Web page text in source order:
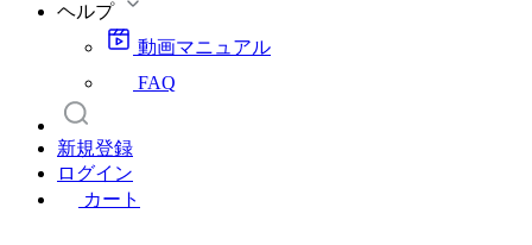
ヘルプ
動画マニュアル
FAQ
新規登録
ログイン
カート